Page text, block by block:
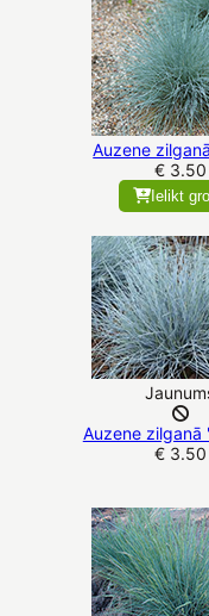
Auzene
€ 3.50
Ielikt
Auzene zilganā
€ 3.50